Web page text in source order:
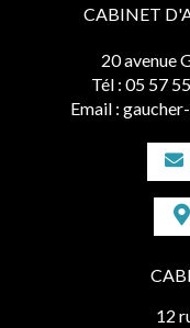
CABINET
20 avenue
Tél : 05 57
Email :
12